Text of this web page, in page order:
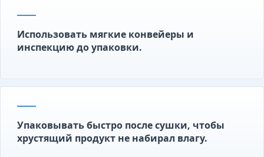
Использовать мягкие конвейеры и
инспекцию до упаковки.
Упаковывать быстро после сушки, чтобы
хрустящий продукт не набирал влагу.